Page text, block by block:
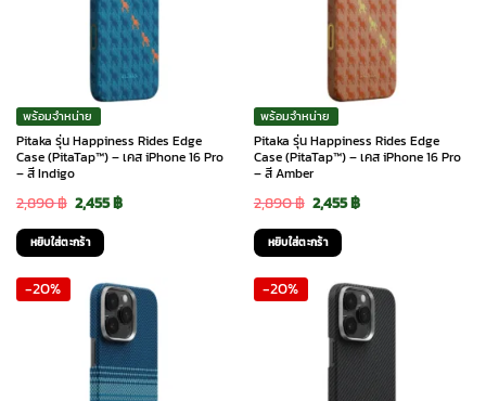
พร้อมจำหน่าย
Pitaka รุ่น Happiness Rides Edge
Case (PitaTap™) – เคส iPhone 16 Pro
– สี Indigo
2,890฿ Original
price
was:
2,890 ฿.
2,455฿Current
2,455 ฿.
หยิบใส่ตะกร้า
พร้อมจำหน่าย
Pitaka รุ่น Happiness Rides Edge
Case (PitaTap™) – เคส iPhone 16 Pro
– สี Amber
2,890฿ Original
price
was:
2,890 ฿.
2,455฿Current
2,455 ฿.
หยิบใส่ตะกร้า
-20% -20%